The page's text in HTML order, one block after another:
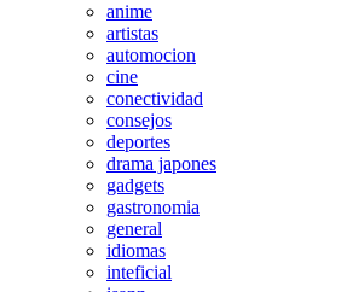
anime
artistas
automocion
cine
conectividad
consejos
deportes
drama japones
gadgets
gastronomia
general
idiomas
inteficial